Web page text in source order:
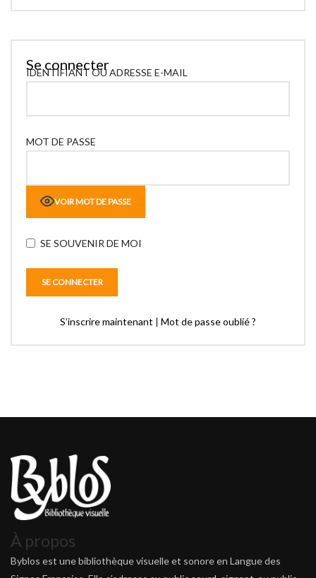
Se connecter
IDENTIFIANT OU ADRESSE E-MAIL
MOT DE PASSE
VOIR MOT DE PASSE
SE SOUVENIR DE MOI
S’inscrire maintenant | Mot de passe oublié ?
À propos
Byblos est une bibliothèque visuelle et sonore en Langue des